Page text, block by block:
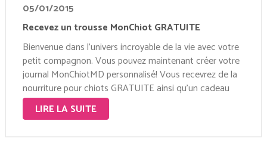
05/01/2015
Recevez un trousse MonChiot GRATUITE
Bienvenue dans l’univers incroyable de la vie avec votre
petit compagnon. Vous pouvez maintenant créer votre
journal MonChiotMD personnalisé! Vous recevrez de la
nourriture pour chiots GRATUITE ainsi qu’un cadeau
lors de votre inscription! Cliquez ici >>
LIRE LA SUITE